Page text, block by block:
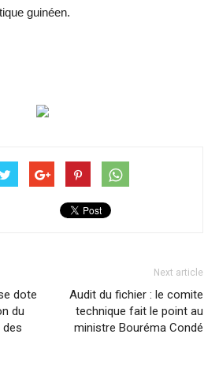
guinéen.
dote
du
Next article
Audit du fichier : le comite
technique fait le point au
ministre Bouréma Condé